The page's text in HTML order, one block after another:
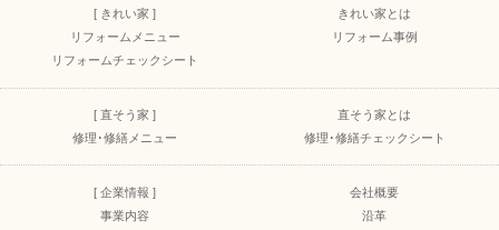
[ きれい家 ]
きれい家とは
リフォームメニュー
リフォーム事例
リフォームチェックシート
[ 直そう家 ]
直そう家とは
修理･修繕メニュー
修理･修繕チェックシート
[ 企業情報 ]
会社概要
事業内容
沿革